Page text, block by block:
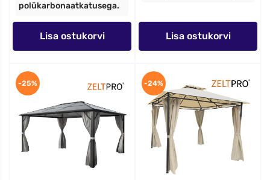
polükarbonaatkatusega.
Lisa ostukorvi Lisa ostukorvi
-25% -24%